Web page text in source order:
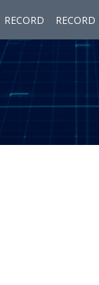
RECORD RECORD